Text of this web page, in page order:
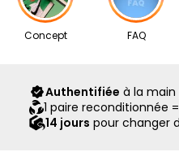
Nos articles proviennent
revendeurs partenaires,
scellé Second Step
expédiés par notre équipe.
Concept FAQ
Authentifiée à la main
1 paire reconditionnée =
14 jours pour changer